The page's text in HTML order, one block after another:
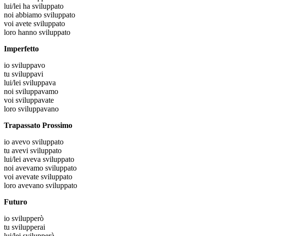
lui/lei ha sviluppato
noi abbiamo sviluppato
voi avete sviluppato
loro hanno sviluppato
Imperfetto
io sviluppavo
tu sviluppavi
lui/lei sviluppava
noi sviluppavamo
voi sviluppavate
loro sviluppavano
Trapassato Prossimo
io avevo sviluppato
tu avevi sviluppato
lui/lei aveva sviluppato
noi avevamo sviluppato
voi avevate sviluppato
loro avevano sviluppato
Futuro
io svilupperò
tu svilupperai